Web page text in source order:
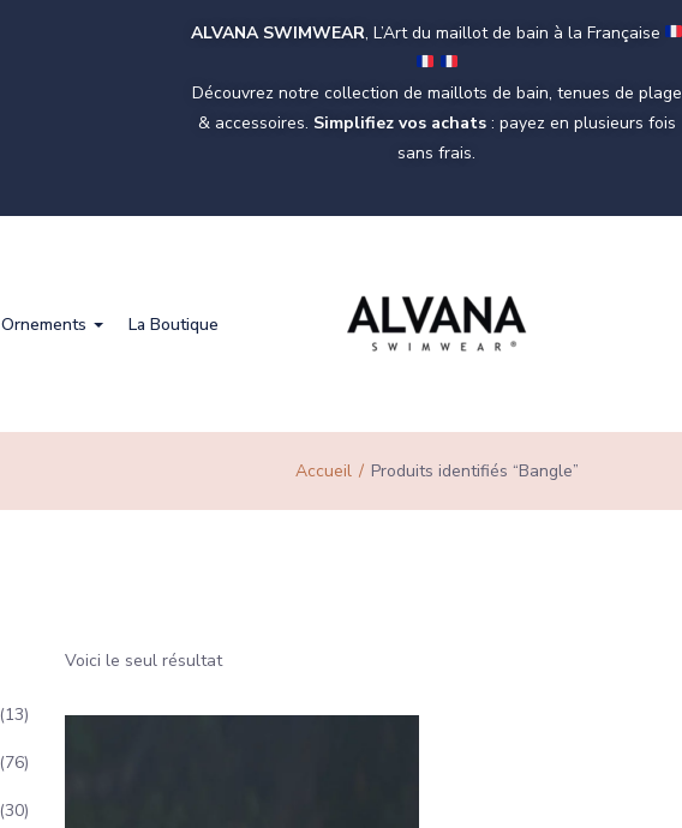
ALVANA SWIMWEAR, L’Art du maillot de bain à la Française
Découvrez notre collection de maillots de bain, tenues de plage
& accessoires. Simplifiez vos achats: payez en plusieurs fois
sans frais.
Ornements La Boutique
Accueil Produits identifiés “Bangle”
13
76
30
Voici le seul résultat